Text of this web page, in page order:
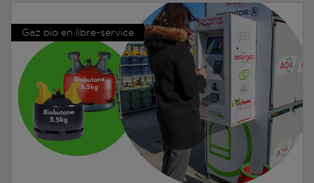
Gaz bio en libre-service